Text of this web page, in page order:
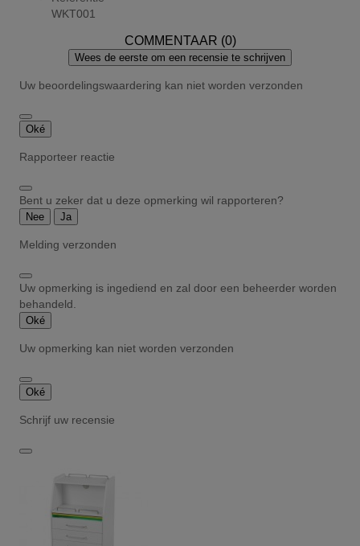
WKT001
COMMENTAAR (0)
Wees de eerste om een recensie te schrijven
Uw beoordelingswaardering kan niet worden verzonden
Oké
Rapporteer reactie
Bent u zeker dat u deze opmerking wil rapporteren?
Nee Ja
Melding verzonden
Uw opmerking is ingediend en zal door een beheerder worden
behandeld.
Oké
Uw opmerking kan niet worden verzonden
Oké
Schrijf uw recensie